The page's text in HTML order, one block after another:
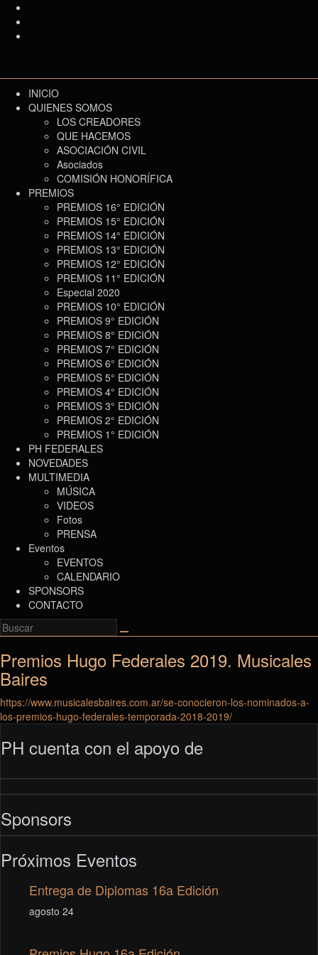
INICIO
QUIENES SOMOS
LOS CREADORES
QUE HACEMOS
ASOCIACIÓN CIVIL
Asociados
COMISIÓN HONORÍFICA
PREMIOS
PREMIOS 16° EDICIÓN
PREMIOS 15° EDICIÓN
PREMIOS 14° EDICIÓN
PREMIOS 13° EDICIÓN
PREMIOS 12° EDICIÓN
PREMIOS 11° EDICIÓN
Especial 2020
PREMIOS 10° EDICIÓN
PREMIOS 9° EDICIÓN
PREMIOS 8° EDICIÓN
PREMIOS 7° EDICIÓN
PREMIOS 6° EDICIÓN
PREMIOS 5° EDICIÓN
PREMIOS 4° EDICIÓN
PREMIOS 3° EDICIÓN
PREMIOS 2° EDICIÓN
PREMIOS 1° EDICIÓN
PH FEDERALES
NOVEDADES
MULTIMEDIA
MÚSICA
VIDEOS
Fotos
PRENSA
Eventos
EVENTOS
CALENDARIO
SPONSORS
CONTACTO
Premios Hugo Federales 2019. Musicales
Baires
https://www.musicalesbaires.com.ar/se-conocieron-los-nominados-a-
los-premios-hugo-federales-temporada-2018-2019/
PH cuenta con el apoyo de
Sponsors
Próximos Eventos
Entrega de Diplomas 16a Edición
agosto 24